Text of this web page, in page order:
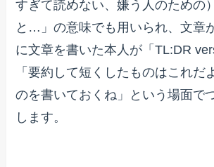
すぎて読めない、嫌う人のための
と…」の意味でも用いられ、文章
に文章を書いた本人が「TL:DR
「要約して短くしたものはこれだ
のを書いておくね」という場面で
します。